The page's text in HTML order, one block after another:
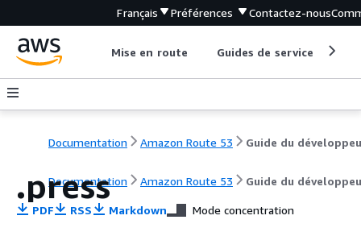
Français Préférences Contactez-nous
Mise en route Guides de service
Documentation Amazon Route 53 Guide du
Documentation Amazon Route 53 Guide du
.press
PDF RSS Markdown Mode concentration